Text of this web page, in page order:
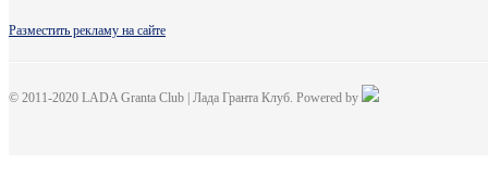
Разместить рекламу на сайте
© 2011-2020 LADA Granta Club | Лада Гранта Клуб. Powered by